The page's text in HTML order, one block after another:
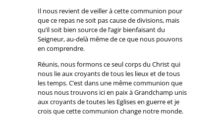
Il nous revient de veiller à cette communion pour
que ce repas ne soit pas cause de divisions, mais
qu’il soit bien source de l’agir bienfaisant du
Seigneur, au-delà même de ce que nous pouvons
en comprendre.
Réunis, nous formons ce seul corps du Christ qui
nous lie aux croyants de tous les lieux et de tous
les temps. C’est dans une même communion que
nous nous trouvons ici en paix à Grandchamp unis
aux croyants de toutes les Eglises en guerre et je
crois que cette communion change notre monde.